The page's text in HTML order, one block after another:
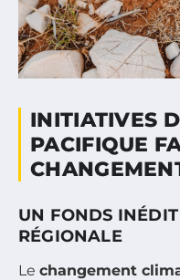
INITIATIVES
PACIFIQUE
UN FONDS
RÉGIONALE
Le changement